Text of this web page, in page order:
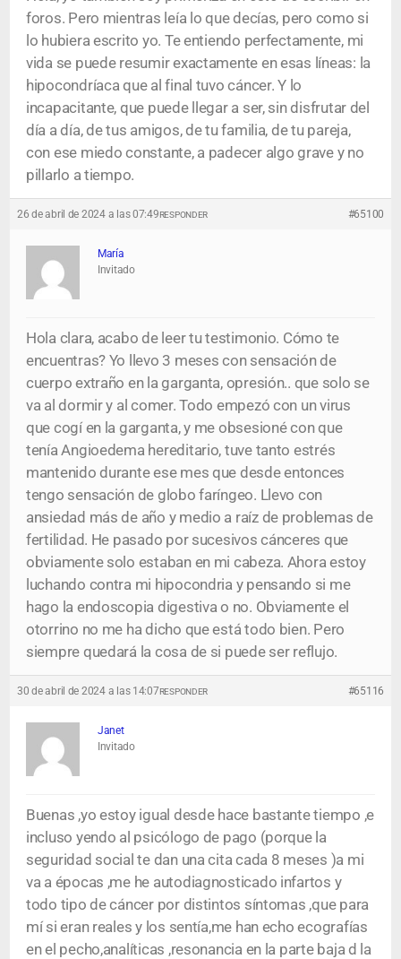
foros. Pero mientras leía lo que decías, pero como si
lo hubiera escrito yo. Te entiendo perfectamente, mi
vida se puede resumir exactamente en esas líneas: la
hipocondríaca que al final tuvo cáncer. Y lo
incapacitante, que puede llegar a ser, sin disfrutar del
día a día, de tus amigos, de tu familia, de tu pareja,
con ese miedo constante, a padecer algo grave y no
pillarlo a tiempo.
26 de abril de 2024 a las 07:49 #65100
RESPONDER
María
Invitado
Hola clara, acabo de leer tu testimonio. Cómo te
encuentras? Yo llevo 3 meses con sensación de
cuerpo extraño en la garganta, opresión.. que solo se
va al dormir y al comer. Todo empezó con un virus
que cogí en la garganta, y me obsesioné con que
tenía Angioedema hereditario, tuve tanto estrés
mantenido durante ese mes que desde entonces
tengo sensación de globo faríngeo. Llevo con
ansiedad más de año y medio a raíz de problemas de
fertilidad. He pasado por sucesivos cánceres que
obviamente solo estaban en mi cabeza. Ahora estoy
luchando contra mi hipocondria y pensando si me
hago la endoscopia digestiva o no. Obviamente el
otorrino no me ha dicho que está todo bien. Pero
siempre quedará la cosa de si puede ser reflujo.
30 de abril de 2024 a las 14:07 #65116
RESPONDER
Janet
Invitado
Buenas ,yo estoy igual desde hace bastante tiempo ,e
incluso yendo al psicólogo de pago (porque la
seguridad social te dan una cita cada 8 meses )a mi
va a épocas ,me he autodiagnosticado infartos y
todo tipo de cáncer por distintos síntomas ,que para
mí si eran reales y los sentía,me han echo ecografías
en el pecho,analíticas ,resonancia en la parte baja d la